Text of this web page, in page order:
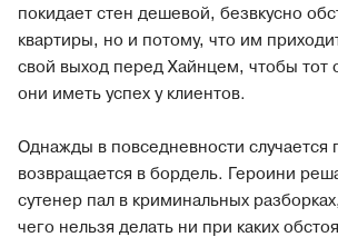
покидает стен дешевой, безвкусно
квартиры, но и потому, что им
свой выход перед Хайнцем, чтобы тот
они иметь успех у клиентов.
Однажды в повседневности случается
возвращается в бордель. Героини
сутенер пал в криминальных
чего нельзя делать ни при каких